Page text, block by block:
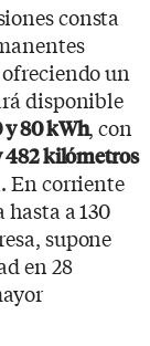
consta
un
disponible
y 80 kWh, con
482 kilómetros
En corriente
a 130
supone
en 28